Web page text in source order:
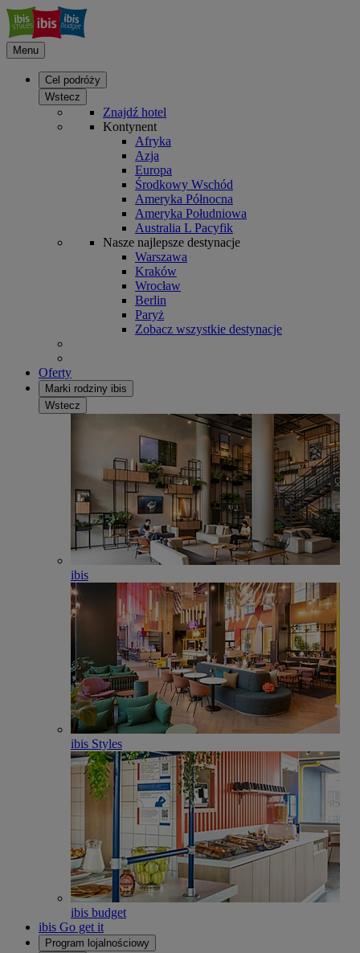
Menu
Cel podróży
Wstecz
Znajdź hotel
Kontynent
Afryka
Azja
Europa
Środkowy Wschód
Ameryka Północna
Ameryka Południowa
Australia L Pacyfik
Nasze najlepsze destynacje
Warszawa
Kraków
Wrocław
Berlin
Paryż
Zobacz wszystkie destynacje
Oferty
Marki rodziny ibis
Wstecz
ibis
ibis Styles
ibis budget
ibis Go get it
Program lojalnościowy